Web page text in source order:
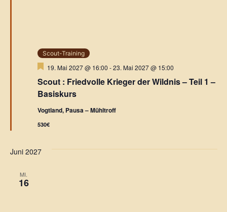
Scout : Friedvolle Krieger der Wildnis – Teil 1 –
Basiskurs
Scout-Training
H
r
o
g
e
19. Mai 2027 @ 16:00 -23. Mai 2027 @ 15:00
Vogtland, Pausa – Mühltroff
530€
Juni 2027
MI.
16